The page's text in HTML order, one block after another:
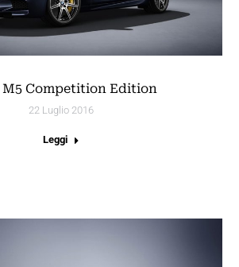
M5 Competition Edition
22 Luglio 2016
Leggi